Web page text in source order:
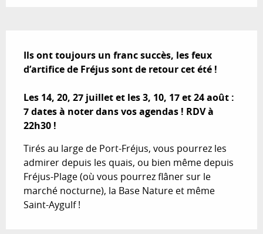
Ils ont toujours un franc succès, les feux
d’artifice de Fréjus sont de retour cet été !
Les 14, 20, 27 juillet et les 3, 10, 17 et 24 août :
7 dates à noter dans vos agendas ! RDV à
22h30 !
Tirés au large de Port-Fréjus, vous pourrez les
admirer depuis les quais, ou bien même depuis
Fréjus-Plage (où vous pourrez flâner sur le
marché nocturne), la Base Nature et même
Saint-Aygulf !